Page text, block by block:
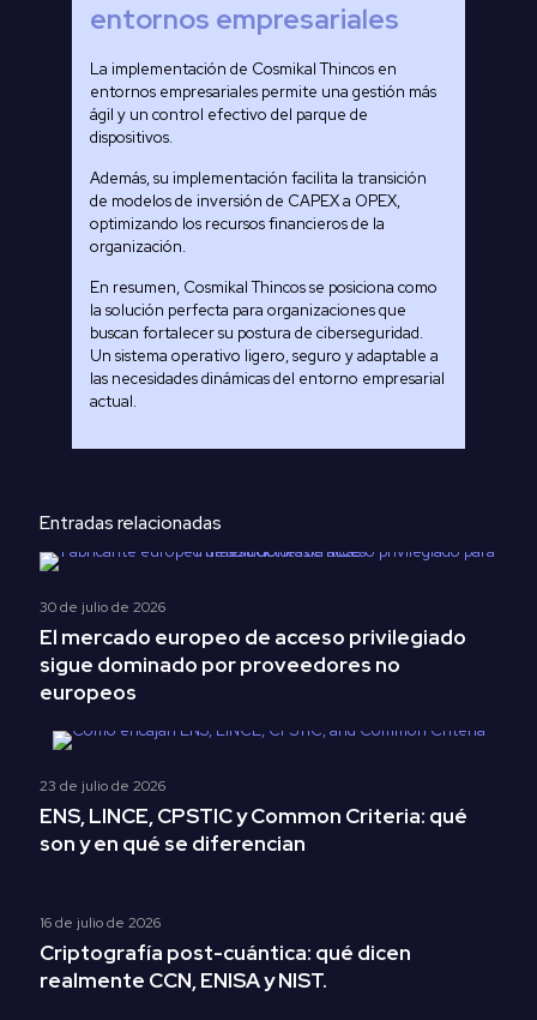
entornos empresariales
La implementación de Cosmikal Thincos en
entornos empresariales permite una gestión más
ágil y un control efectivo del parque de
dispositivos.
Además, su implementación facilita la transición
de modelos de inversión de CAPEX a OPEX,
optimizando los recursos financieros de la
organización.
En resumen, Cosmikal Thincos se posiciona como
la solución perfecta para organizaciones que
buscan fortalecer su postura de ciberseguridad.
Un sistema operativo ligero, seguro y adaptable a
las necesidades dinámicas del entorno empresarial
actual.
Entradas relacionadas
30 de julio de 2026
El mercado europeo de acceso privilegiado
sigue dominado por proveedores no
europeos
23 de julio de 2026
ENS, LINCE, CPSTIC y Common Criteria: qué
son y en qué se diferencian
16 de julio de 2026
Criptografía post-cuántica: qué dicen
realmente CCN, ENISA y NIST.